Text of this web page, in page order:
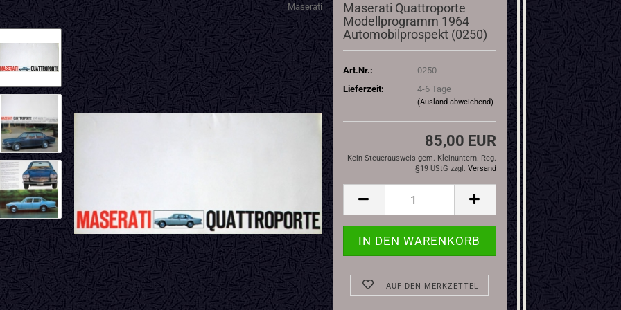
Maserati
Maserati Quattroporte
Modellprogramm 1964
Automobilprospekt (0250)
Art.Nr.:
0250
Lieferzeit:
4-6 Tage
(Ausland abweichend)
85,00 EUR
Kein Steuerausweis gem. Kleinuntern.-Reg.
§19 UStG zzgl. Versand
AUF DEN MERKZETTEL